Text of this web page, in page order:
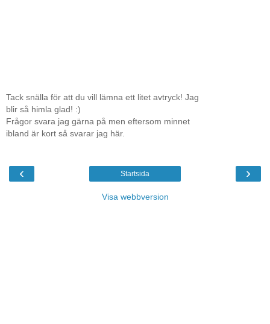
Tack snälla för att du vill lämna ett litet avtryck! Jag
blir så himla glad! :)
Frågor svara jag gärna på men eftersom minnet
ibland är kort så svarar jag här.
‹ ›
Startsida
Visa webbversion